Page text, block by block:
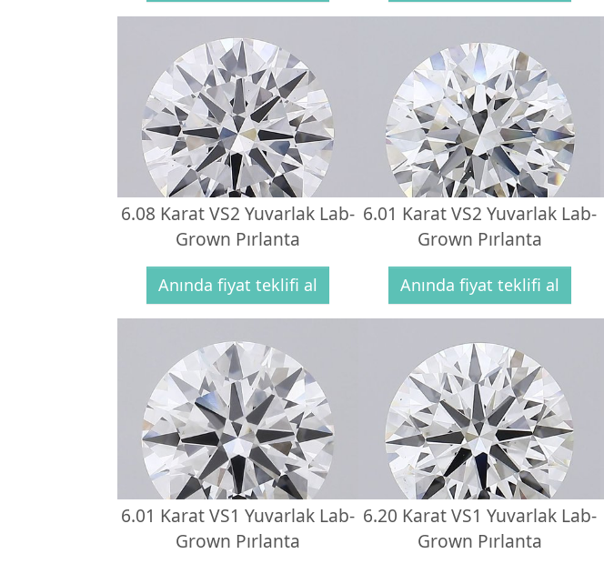
6.08 Karat VS2 Yuvarlak Lab-
Grown Pırlanta
Anında fiyat teklifi al
6.01 Karat VS2 Yuvarlak Lab-
Grown Pırlanta
Anında fiyat teklifi al
6.01 Karat VS1 Yuvarlak Lab-
Grown Pırlanta
6.20 Karat VS1 Yuvarlak Lab-
Grown Pırlanta